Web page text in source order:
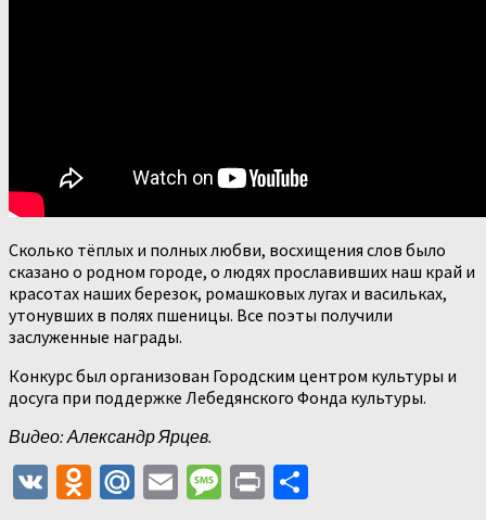
Сколько тёплых и полных любви, восхищения слов было
сказано о родном городе, о людях прославивших наш край и
красотах наших березок, ромашковых лугах и васильках,
утонувших в полях пшеницы. Все поэты получили
заслуженные награды.
Конкурс был организован Городским центром культуры и
досуга при поддержке Лебедянского Фонда культуры.
Видео: Александр Ярцев.
VK Odnoklassniki
Mail.Ru
EmailMessage
Print